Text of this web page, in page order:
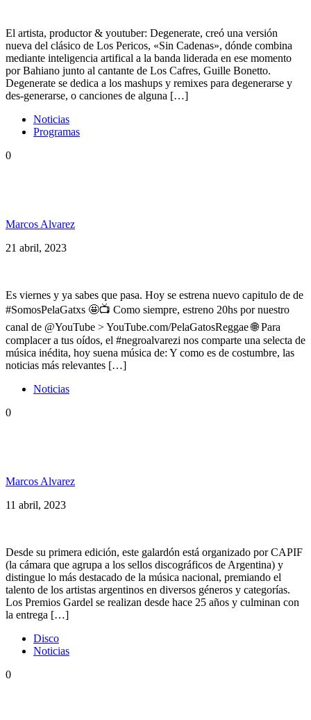
El artista, productor & youtuber: Degenerate, creó una versión
nueva del clásico de Los Pericos, «Sin Cadenas», dónde combina
mediante inteligencia artifical a la banda liderada en ese momento
por Bahiano junto al cantante de Los Cafres, Guille Bonetto.
Degenerate se dedica a los mashups y remixes para degenerarse y
des-generarse, o canciones de alguna […]
Noticias
Programas
0
Marcos Alvarez
21 abril, 2023
Es viernes y ya sabes que pasa. Hoy se estrena nuevo capitulo de de
#SomosPelaGatxs 🤩📺 Como siempre, estreno 20hs por nuestro
canal de @YouTube > YouTube.com/PelaGatosReggae 🌐 Para
complacer a tus oídos, el #negroalvarezi nos comparte una selecta de
música inédita, hoy suena música de: Y como es de costumbre, las
noticias más relevantes […]
Noticias
0
Marcos Alvarez
11 abril, 2023
Desde su primera edición, este galardón está organizado por CAPIF
(la cámara que agrupa a los sellos discográficos de Argentina) y
distingue lo más destacado de la música nacional, premiando el
talento de los artistas argentinos en diversos géneros y categorías.
Los Premios Gardel se realizan desde hace 25 años y culminan con
la entrega […]
Disco
Noticias
0